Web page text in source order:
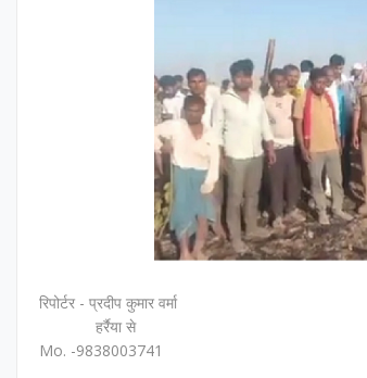
रिपोर्टर - प्रदीप कुमार वर्मा
हर्रैया से
Mo. -9838003741